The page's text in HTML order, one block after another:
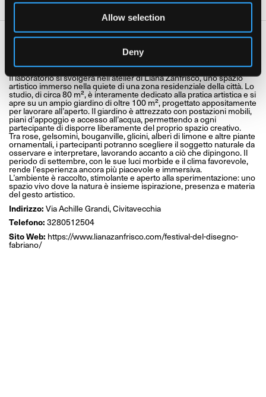
Allow selection
Deny
Liana Zanfrisco Studio
Il laboratorio si svolgerà nell'atelier di Liana Zanfrisco, uno spazio
artistico immerso nella quiete di una zona residenziale della città. Lo
studio, di circa 80 m², è interamente dedicato alla pratica artistica e si
apre su un ampio giardino di oltre 100 m², progettato appositamente
per lavorare all’aperto. Il giardino è attrezzato con postazioni mobili,
piani d’appoggio e accesso all’acqua, permettendo a ogni
partecipante di disporre liberamente del proprio spazio creativo.
Tra rose, gelsomini, bouganville, glicini, alberi di limone e altre piante
ornamentali, i partecipanti potranno scegliere il soggetto naturale da
osservare e interpretare, lavorando accanto a ciò che dipingono. Il
periodo di settembre, con le sue luci morbide e il clima favorevole,
rende l’esperienza ancora più piacevole e immersiva.
L’ambiente è raccolto, stimolante e aperto alla sperimentazione: uno
spazio vivo dove la natura è insieme ispirazione, presenza e materia
del gesto artistico.
Indirizzo: Via Achille Grandi, Civitavecchia
Telefono: 3280512504
Sito Web: https://www.lianazanfrisco.com/festival-del-disegno-
fabriano/